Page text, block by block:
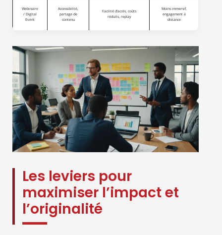
Webinaire
/ Digital
Event
Accessibilité,
partage de
contenu
Facilité d’accès, coûts
réduits, replay
Moins immersif,
engagement à
distance
Les leviers pour
maximiser l’impact et
l’originalité